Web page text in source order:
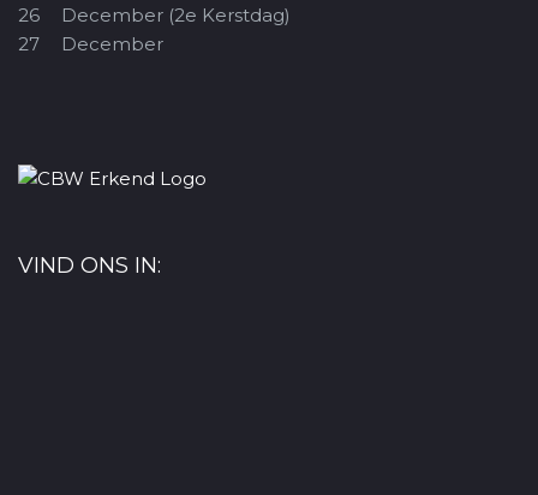
26
December (2e Kerstdag)
27
December
VIND ONS IN: